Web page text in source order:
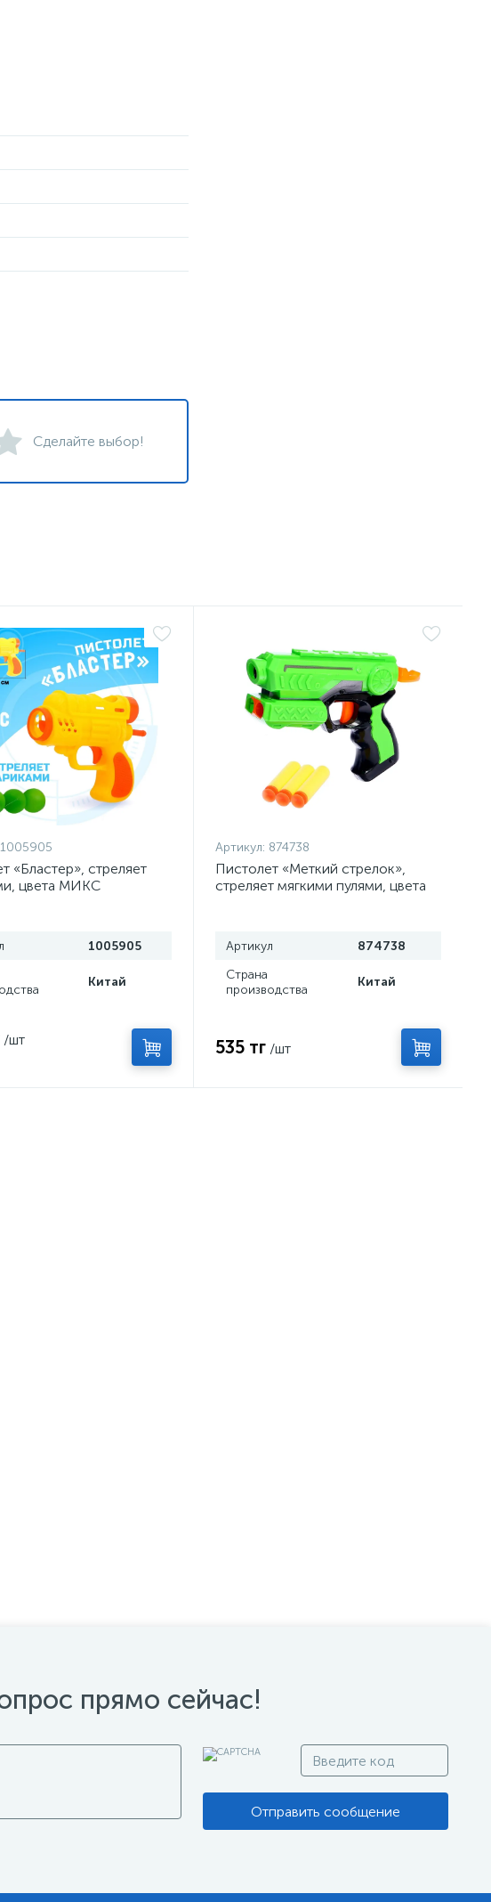
Сделайте выбор!
1005905
«Бластер», стреляет
цвета МИКС
1005905
Китай
/шт
Артикул: 874738
Пистолет «Меткий стрелок»,
стреляет мягкими пулями, цвета
Артикул
874738
Страна
производства
Китай
535 тг /шт
прямо сейчас!
Отправить сообщение